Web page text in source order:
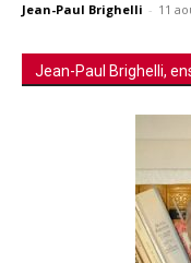
Jean-Paul Brighelli - 11
Jean-Paul Brighelli,